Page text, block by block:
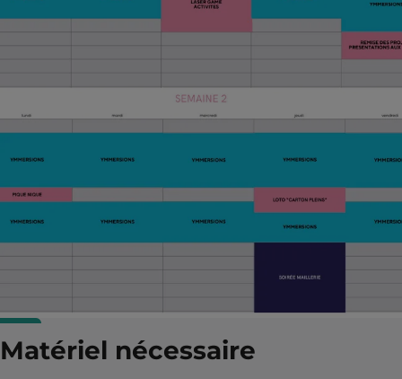
Matériel nécessaire